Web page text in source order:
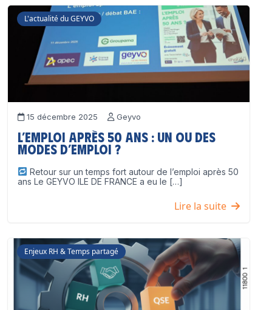
L'actualité du GEYVO
15 décembre 2025 Geyvo
L’emploi après 50 ans : un ou des
modes d’emploi ?
Retour sur un temps fort autour de l’emploi après 50
ans Le GEYVO ILE DE FRANCE a eu le […]
Lire la suite
Enjeux RH & Temps partagé